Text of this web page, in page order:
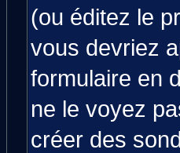
(ou éditez le
vous devriez
formulaire en
ne le voyez
créer des